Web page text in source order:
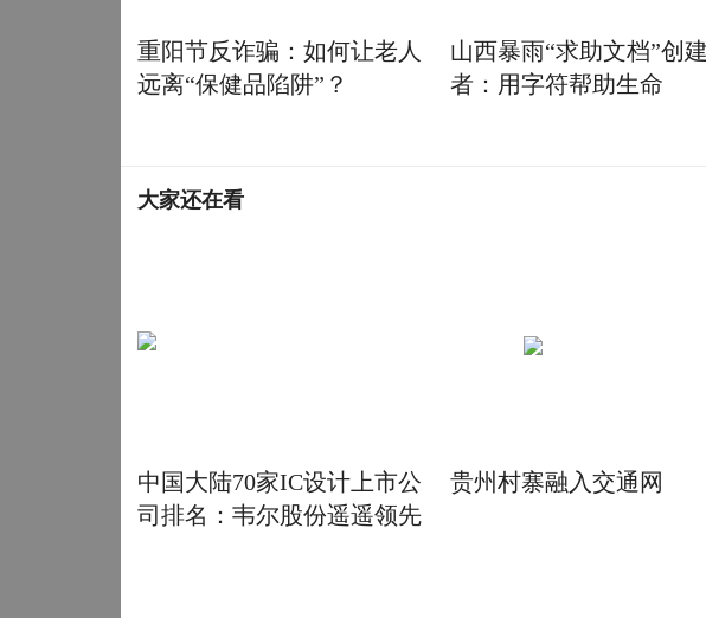
重阳节反诈骗：如何让老人
远离“保健品陷阱”？
山西暴雨“求助文档”创
者：用字符帮助生命
大家还在看
中国大陆70家IC设计上市公
司排名：韦尔股份遥遥领先
贵州村寨融入交通网